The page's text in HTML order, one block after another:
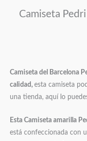
Camiseta
Camiseta del Barcelona
calidad, esta camiseta
una tienda, aquí lo
Esta Camiseta amarilla
está confeccionada con